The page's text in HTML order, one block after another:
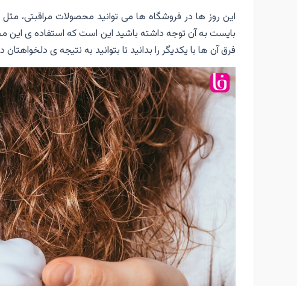
این روز ها در فروشگاه ها می توانید محصولات مراقبتی،
بایست به آن توجه داشته باشید این است که استفاده ی این
فرق آن ها با یکدیگر را بدانید تا بتوانید به نتیجه ی